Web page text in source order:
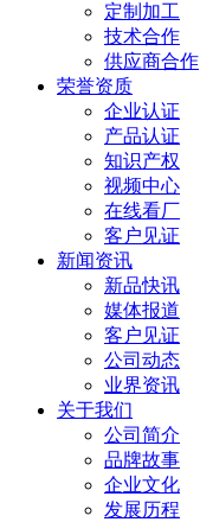
定制加工
技术合作
供应商合作
荣誉资质
企业认证
产品认证
知识产权
视频中心
在线看厂
客户见证
新闻资讯
新品快讯
媒体报道
客户见证
公司动态
业界资讯
关于我们
公司简介
品牌故事
企业文化
发展历程